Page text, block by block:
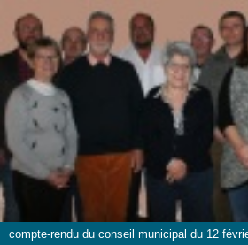
compte-rendu du conseil municipal du 12